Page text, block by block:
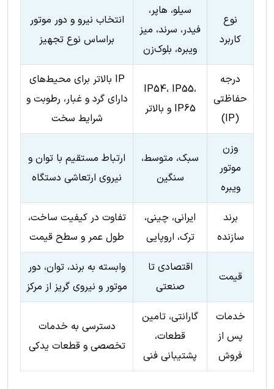
نوع
کاربرد
سیلو، هاپر،
فیدر، سرند، میز
ویبره، بلوک‌زن
انتخاب نیرو و دور موتور
براساس نوع تجهیز
درجه
حفاظتی
(IP)
IP54، IP55،
IP65 و بالاتر
IP بالاتر برای محیط‌های
دارای گرد و غبار، رطوبت و
شرایط سخت
وزن
موتور
ویبره
سبک، متوسط،
سنگین
ارتباط مستقیم با توان و
نیروی ارتعاشی دستگاه
برند
سازنده
ایرانی، چینی،
ترک، اروپایی
تفاوت در کیفیت ساخت،
طول عمر و سطح قیمت
قیمت
اقتصادی تا
صنعتی
وابسته به برند، توان، دور
موتور و نیروی گریز از مرکز
خدمات
پس از
فروش
گارانتی، تامین
قطعات،
پشتیبانی فنی
دسترسی به خدمات
تخصصی و قطعات یدکی